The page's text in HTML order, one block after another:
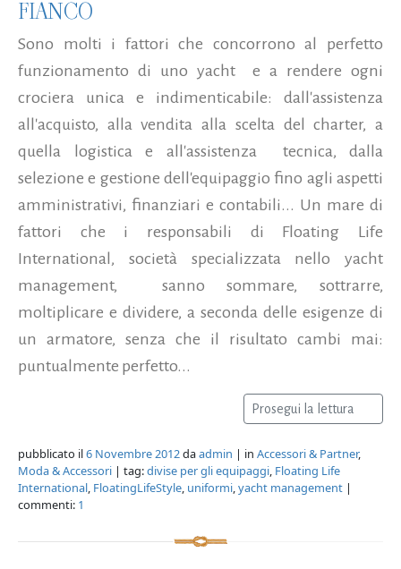
FIANCO
Sono molti i fattori che concorrono al perfetto
funzionamento di uno yacht e a rendere ogni
crociera unica e indimenticabile: dall'assistenza
all'acquisto, alla vendita alla scelta del charter, a
quella logistica e all'assistenza tecnica, dalla
selezione e gestione dell'equipaggio fino agli aspetti
amministrativi, finanziari e contabili... Un mare di
fattori che i responsabili di Floating Life
International, società specializzata nello yacht
management, sanno sommare, sottrarre,
moltiplicare e dividere, a seconda delle esigenze di
un armatore, senza che il risultato cambi mai:
puntualmente perfetto...
Prosegui la lettura
pubblicato il6 Novembre 2012daadmin | in Accessori & Partner,
Moda & Accessori | tag:divise per gli equipaggi, Floating Life
International, FloatingLifeStyle, uniformi,yacht management |
commenti: 1